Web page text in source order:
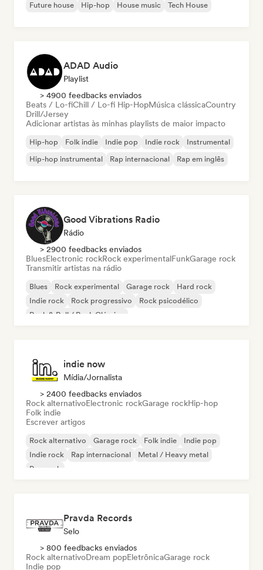
Future house
Hip-hop House music Tech House
ADAD Audio
Playlist
> 4900 feedbacks enviados
Beats / Lo-fiChill / Lo-fi Hip-HopMúsica clássicaCountry
Drill/Jersey
Adicionar artistas às minhas playlists de maior impacto
Hip-hop Folk indie Indie pop Indie rock
Instrumental
Hip-hop instrumental
Rap internacional Rap em inglês
Good Vibrations Radio
Rádio
> 2900 feedbacks enviados
BluesElectronic rockRock experimentalFunkGarage rock
Transmitir artistas na rádio
Blues Rock experimental Garage rock
Hard rock
Indie rock
Rock progressivo
Rock psicodélico
Rock & Roll / Rock Clássico
indie now
Mídia/Jornalista
> 2400 feedbacks enviados
Rock alternativoElectronic rockGarage rockHip-hop
Folk indie
Escrever artigos
Rock alternativo Garage rock Folk indie
Indie pop
Indie rock
Rap internacional
Metal / Heavy metal
Pop rock
Pravda Records
Selo
> 800 feedbacks enviados
Rock alternativoDream popEletrônicaGarage rock
Indie pop